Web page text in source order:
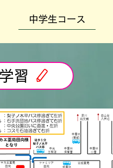
中学生コース
習